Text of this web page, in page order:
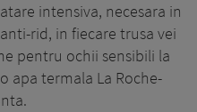
intensiva, necesara in
rid, in fiecare trusa vei
pentru ochii sensibili la
apa termala La Roche-